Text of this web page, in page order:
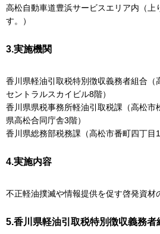
高松自動車道豊浜サービスエリア内（上
す。）
3.実施機関
香川県軽油引取税特別徴収義務者組合（
セントラルスカイビル8階）
香川県県税事務所軽油引取税課（高松市
県高松合同庁舎3階）
香川県総務部税務課（高松市番町四丁目
4.実施内容
不正軽油撲滅や情報提供を促す啓発資材
5.香川県軽油引取税特別徴収義務者